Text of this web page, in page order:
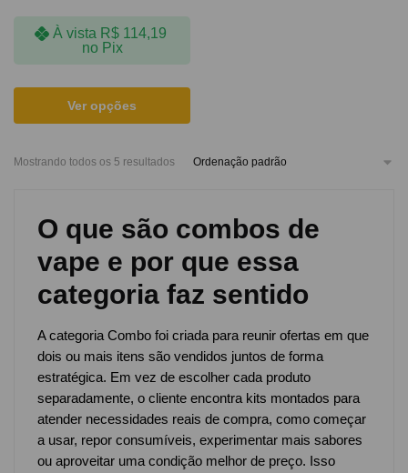
À vista R$114,19
no Pix
Ver opções
Mostrando todos os 5 resultados
O que são combos de
vape e por que essa
categoria faz sentido
A categoria Combo foi criada para reunir ofertas em que
dois ou mais itens são vendidos juntos de forma
estratégica. Em vez de escolher cada produto
separadamente, o cliente encontra kits montados para
atender necessidades reais de compra, como começar
a usar, repor consumíveis, experimentar mais sabores
ou aproveitar uma condição melhor de preço. Isso